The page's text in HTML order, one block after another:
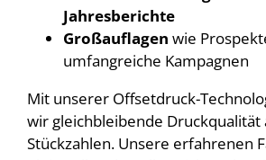
Jahresberichte
Großauflagen wie
umfangreiche Kampagnen
Mit unserer Offsetdruck-
wir gleichbleibende Druckqualität
Stückzahlen. Unsere erfahrenen